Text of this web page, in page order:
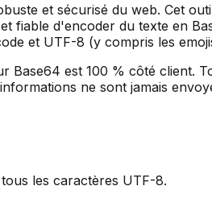
et sécurisé du web. Cet
fiable d'encoder du texte en
et UTF-8 (y compris les
est 100 % côté client.
ne sont jamais
les caractères UTF-8.